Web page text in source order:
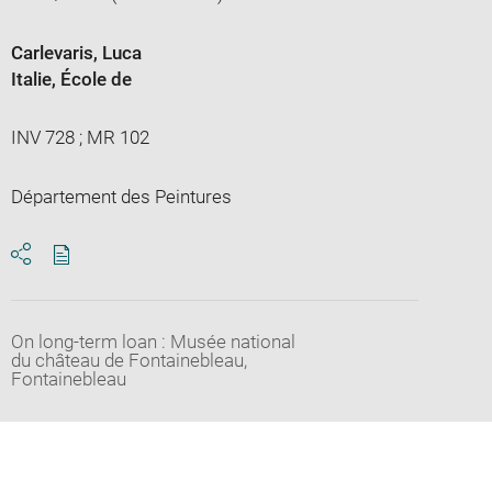
Carlevaris, Luca
Italie, École de
INV 728 ; MR 102
Département des Peintures
On long-term loan : Musée national
du château de Fontainebleau,
Fontainebleau